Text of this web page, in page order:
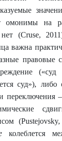
омонимы на
нет (Cruse,
важна
правовые
(«суд
суд»), либо
переключения
колеблется